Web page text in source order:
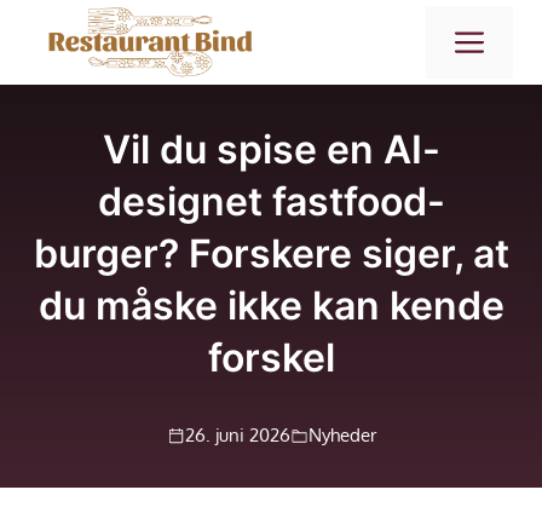
indhold
Vil du spise en AI-
designet fastfood-
burger? Forskere siger, at
du måske ikke kan kende
forskel
26. juni 2026 Nyheder